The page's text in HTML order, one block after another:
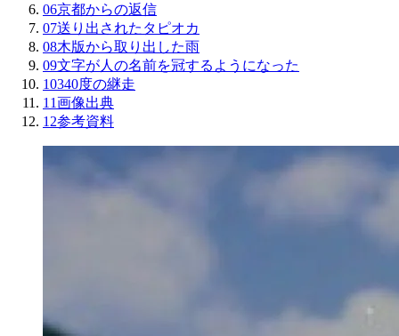
06京都からの返信
07送り出されたタピオカ
08木版から取り出した雨
09文字が人の名前を冠するようになった
10340度の継走
11画像出典
12参考資料